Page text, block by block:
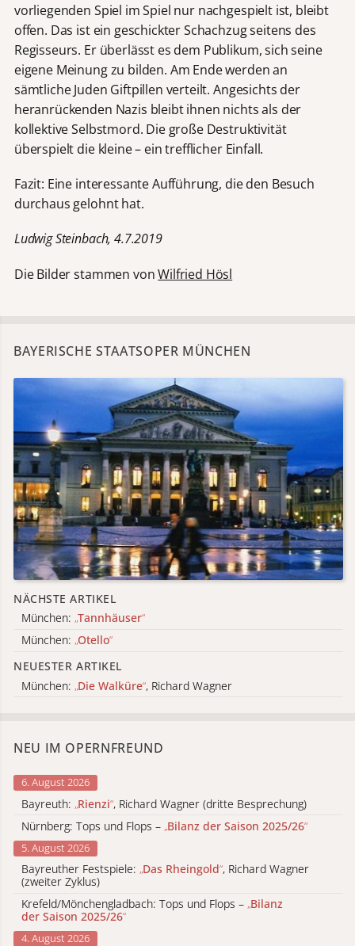
vorliegenden Spiel im Spiel nur nachgespielt ist, bleibt
offen. Das ist ein geschickter Schachzug seitens des
Regisseurs. Er überlässt es dem Publikum, sich seine
eigene Meinung zu bilden. Am Ende werden an
sämtliche Juden Giftpillen verteilt. Angesichts der
heranrückenden Nazis bleibt ihnen nichts als der
kollektive Selbstmord. Die große Destruktivität
überspielt die kleine – ein trefflicher Einfall.
Fazit: Eine interessante Aufführung, die den Besuch
durchaus gelohnt hat.
Ludwig Steinbach, 4.7.2019
Die Bilder stammen vonWilfried Hösl
BAYERISCHE STAATSOPER MÜNCHEN
NÄCHSTE ARTIKEL
München: „Tannhäuser“
München: „Otello“
NEUESTER ARTIKEL
München: „Die Walküre“, Richard Wagner
NEU IM OPERNFREUND
6. August 2026
Bayreuth: „Rienzi“, Richard Wagner (dritte Besprechung)
Nürnberg: Tops und Flops – „Bilanz der Saison 2025/26“
5. August 2026
Bayreuther Festspiele: „Das Rheingold“, Richard Wagner
(zweiter Zyklus)
Krefeld/Mönchengladbach: Tops und Flops – „Bilanz
der Saison 2025/26“
4. August 2026